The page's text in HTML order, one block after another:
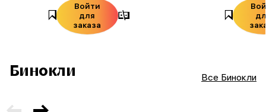
Войти
для
заказа
Бинокли Все Бинокли